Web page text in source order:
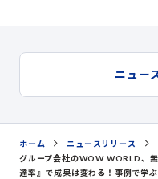
ニュー
ホーム
ニュースリリース
グループ会社のWOW WORLD、
達率』で成果は変わる！事例で学